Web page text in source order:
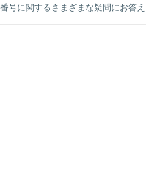
号に関するさまざまな疑問にお答え